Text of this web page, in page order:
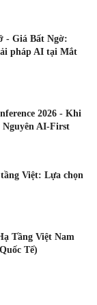
- Giá Bất Ngờ:
pháp AI tại Mắt
2026 - Khi
Nguyên AI-First
Việt: Lựa chọn
Tầng Việt Nam
Tế)